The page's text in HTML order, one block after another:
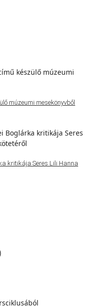
múzeumi mesekönyvből
kritikája Seres Lili Hanna